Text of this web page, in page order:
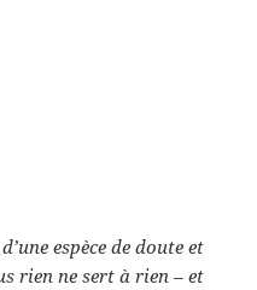
espèce de doute et
rien ne sert à rien – et